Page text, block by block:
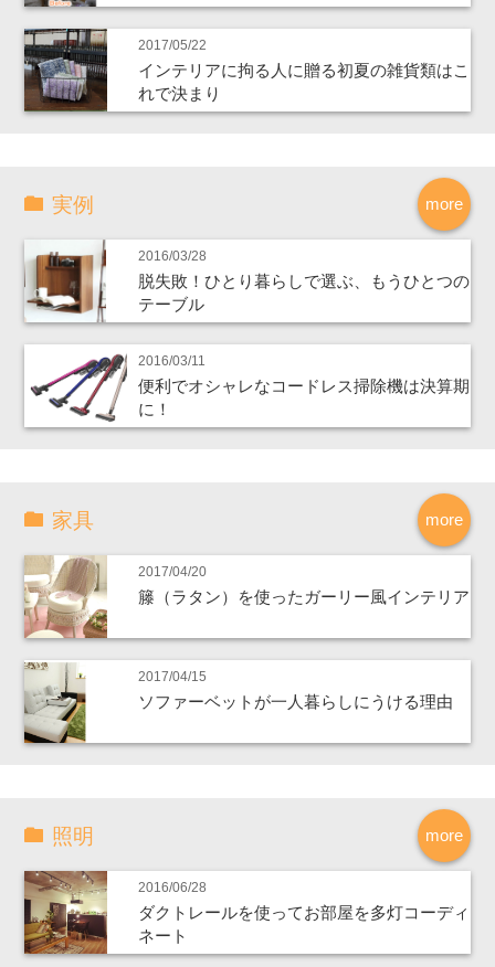
2017/05/22
インテリアに拘る人に贈る初夏の雑貨類はこ
れで決まり
more
実例
2016/03/28
脱失敗！ひとり暮らしで選ぶ、もうひとつの
テーブル
2016/03/11
便利でオシャレなコードレス掃除機は決算期
に！
more
家具
2017/04/20
籐（ラタン）を使ったガーリー風インテリア
2017/04/15
ソファーベットが一人暮らしにうける理由
more
照明
2016/06/28
ダクトレールを使ってお部屋を多灯コーディ
ネート